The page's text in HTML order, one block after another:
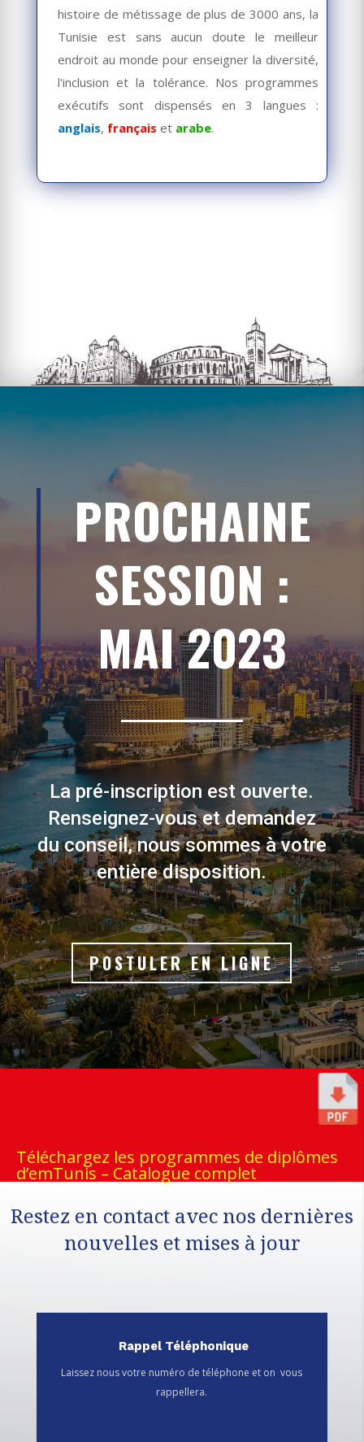
histoire de métissage de plus de 3000 ans, la
Tunisie est sans aucun doute le meilleur
endroit au monde pour enseigner la diversité,
l'inclusion et la tolérance. Nos programmes
exécutifs sont dispensés en 3 langues :
anglais, français et arabe.
PROCHAINE
SESSION :
MAI 2023
La pré-inscription est ouverte.
Renseignez-vous et demandez
du conseil, nous sommes à votre
entière disposition.
POSTULER EN LIGNE
Téléchargez les programmes de diplômes
d’emTunis – Catalogue complet
Restez en contact avec nos dernières
nouvelles et mises à jour
Rappel Téléphonique
Laissez nous votre numéro de téléphone et on vous
rappellera.